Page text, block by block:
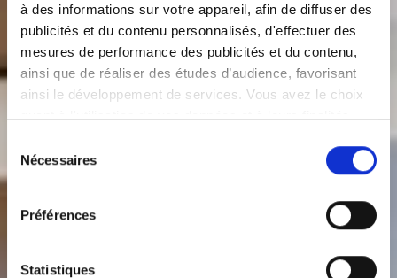
à des informations sur votre appareil, afin de diffuser des
publicités et du contenu personnalisés, d'effectuer des
mesures de performance des publicités et du contenu,
ainsi que de réaliser des études d’audience, favorisant
ainsi le développement de services. Vous avez le choix
quant à l'utilisation de vos données et à leurs finalités.
tout moment en consultant la Déclaration relative aux
cookies ou en cliquant sur l'icône de confidentialité.
Si vous le permettez, nous aimerions également :
géographique qui peuvent être précises à plusieurs
consentement
Nécessaires
Préférences
Statistiques